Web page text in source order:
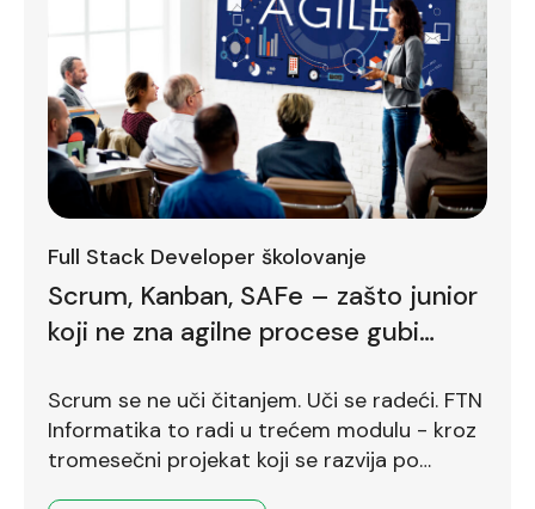
Full Stack Developer školovanje
Scrum, Kanban, SAFe – zašto junior
koji ne zna agilne procese gubi
Scrum se ne uči čitanjem. Uči se radeći. FTN
Informatika to radi u trećem modulu - kroz
tromesečni projekat koji se razvija po